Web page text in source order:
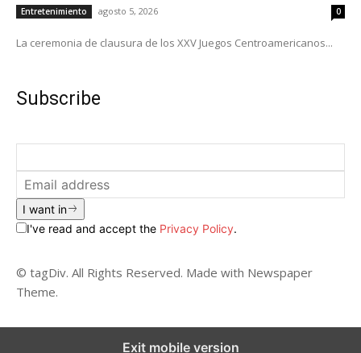
Entretenimiento agosto 5, 2026 0
La ceremonia de clausura de los XXV Juegos Centroamericanos...
Subscribe
I want in
I've read and accept the Privacy Policy.
© tagDiv. All Rights Reserved. Made with Newspaper
Theme.
Exit mobile version